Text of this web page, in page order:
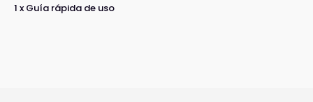
1 x Guía rápida de uso